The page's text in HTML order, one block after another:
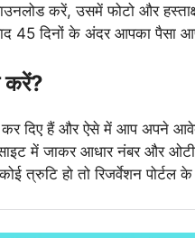
करें, उसमें फोटो और
45 दिनों के अंदर आपका पैसा
दिए हैं और ऐसे में आप अपने
में जाकर आधार नंबर और
त्रुटि हो तो रिजर्वेशन पोर्टल